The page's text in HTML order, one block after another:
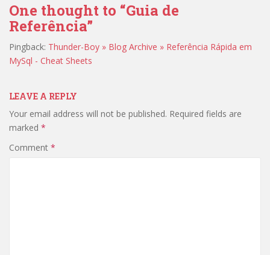
One thought to “Guia de
Referência”
Pingback: Thunder-Boy » Blog Archive » Referência Rápida em
MySql - Cheat Sheets
LEAVE A REPLY
Your email address will not be published. Required fields are
marked *
Comment *